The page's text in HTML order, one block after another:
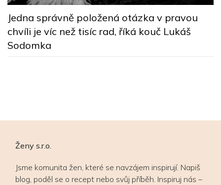
Jedna správně položená otázka v pravou
chvíli je víc než tisíc rad, říká kouč Lukáš
Sodomka
Ženy s.r.o.
Jsme komunita žen, které se navzájem inspirují. Napiš
blog, poděl se o recept nebo svůj příběh. Inspiruj nás –